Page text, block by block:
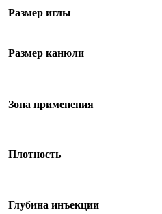
Размер иглы
Размер канюли
Зона применения
Плотность
Глубина инъекции